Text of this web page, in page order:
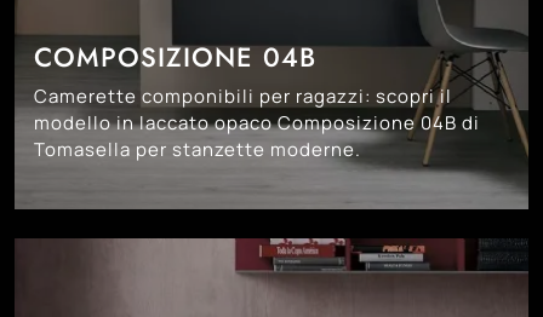
COMPOSIZIONE 04B
Camerette componibili per ragazzi: scopri il
modello in laccato opaco Composizione 04B di
Tomasella per stanzette moderne.